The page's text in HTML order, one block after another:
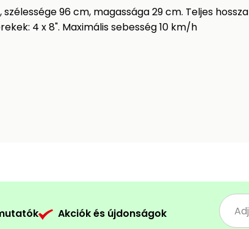
96 cm, magassága 29 cm. Teljes hossza
4 x 8". Maximális sebesség 10 km/h
Akciók és újdonságok